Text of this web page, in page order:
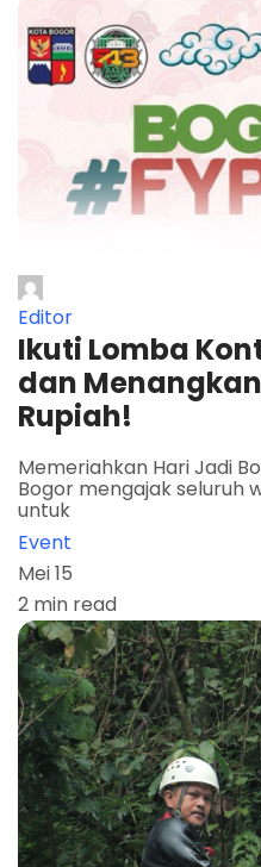
Editor
Ikuti Lomba
dan
Rupiah!
Memeriahkan Hari Jadi
Bogor mengajak seluruh
untuk
Event
Mei 15
2 min read